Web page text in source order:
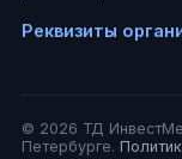
Реквизиты
© 2026 ТД
Петербурге.